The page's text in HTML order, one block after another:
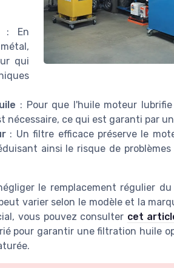
: En
qui
: Pour que l'huile moteur
nécessaire, ce qui est garanti par
: Un filtre efficace préserve le
ainsi le risque de
le remplacement régulier
varier selon le modèle et la
vous pouvez consulter cet
pour garantir une filtration huile